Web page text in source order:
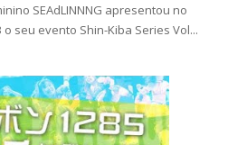
à vista? WWE regista
SEAdLINNNG apresentou no
seu evento Shin-Kiba Series Vol...